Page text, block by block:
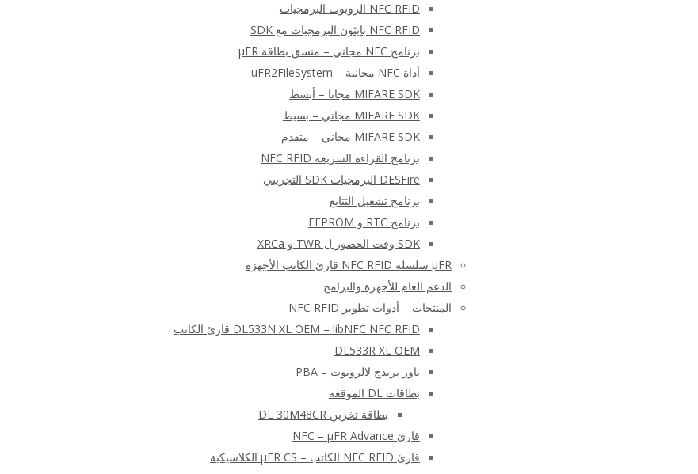
NFC RFID الروبوت البرمجيات
NFC RFID بايثون البرمجيات مع SDK
برنامج NFC مجاني – منسق بطاقة μFR
أداة NFC مجانية – uFR2FileSystem
MIFARE SDK مجانا – أبسط
MIFARE SDK مجاني – بسيط
MIFARE SDK مجاني – متقدم
برنامج القراءة السريعة NFC RFID
DESFire البرمجيات SDK التجريبي
برنامج تشغيل التتابع
برنامج RTC و EEPROM
SDK وقت الحضور ل TWR و XRCa
μFR سلسلة NFC RFID قارئ الكاتب الأجهزة
الدعم العام للأجهزة والبرامج
المنتجات – أدوات تطوير NFC RFID
DL533N XL OEM – libNFC NFC RFID قارئ الكاتب
DL533R XL OEM
باور بريدج لالروبوت – PBA
بطاقات DL الموقعة
بطاقة تخزين DL 30M48CR
قارئ NFC – μFR Advance
قارئ NFC RFID الكاتب – μFR CS الكلاسيكية